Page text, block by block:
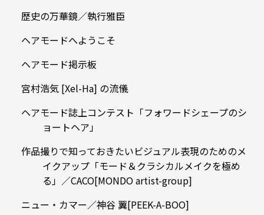
歴史の万華鏡／執行雅臣
ヘアモードへようこそ
ヘアモード掲示板
宮村浩気 [Xel-Ha] の流儀
ヘアモード誌上コンテスト「フォワードシェープのシ
ョートヘア」
作品撮りで知っておきたいビジュアル表現のためのメ
イクアップ「モード＆クラシカルメイクを極め
る」／CACO[MONDO artist-group]
ニュー・カマー／神谷 翼[PEEK-A-BOO]